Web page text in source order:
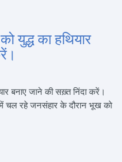
युद्ध का हथियार
बनाए जाने की सख़्त निंदा करें।
चल रहे जनसंहार के दौरान भूख को